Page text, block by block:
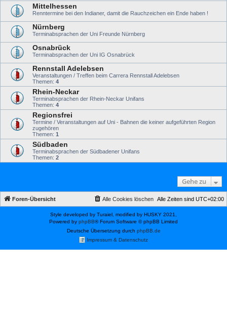
Mittelhessen
Renntermine bei den Indianer, damit die Rauchzeichen ein Ende haben !
Nürnberg
Terminabsprachen der Uni Freunde Nürnberg
Osnabrück
Terminabsprachen der Uni IG Osnabrück
Rennstall Adelebsen
Veranstaltungen / Treffen beim Carrera Rennstall Adelebsen
Themen: 4
Rhein-Neckar
Terminabsprachen der Rhein-Neckar Unifans
Themen: 4
Regionsfrei
Termine / Veranstaltungen auf Uni - Bahnen die keiner aufgeführten Region
zugehören
Themen: 1
Südbaden
Terminabsprachen der Südbadener Unifans
Themen: 2
Gehe zu
Foren-Übersicht Alle Zeiten sind UTC+02:00
Alle Cookies löschen
Style developed by Turaiel, modified by HUSKY 2021,
Powered by phpBB® Forum Software © phpBB Limited
Deutsche Übersetzung durch phpBB.de
Impressum & Datenschutz